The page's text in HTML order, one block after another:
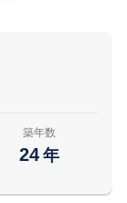
築年数
24 年